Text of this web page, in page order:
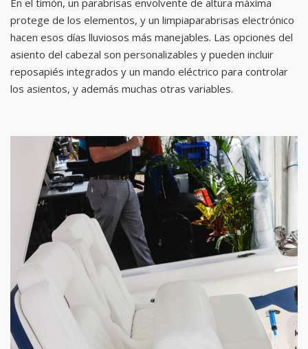
En el timón, un parabrisas envolvente de altura máxima
protege de los elementos, y un limpiaparabrisas electrónico
hacen esos días lluviosos más manejables. Las opciones del
asiento del cabezal son personalizables y pueden incluir
reposapiés integrados y un mando eléctrico para controlar
los asientos, y además muchas otras variables.